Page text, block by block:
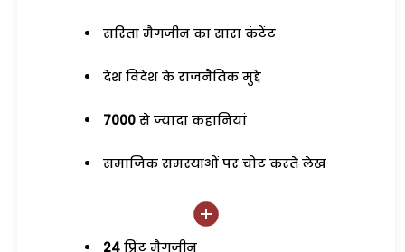
सरिता मैगजीन का सारा कंटेंट
देश विदेश के राजनैतिक मुद्दे
7000 से ज्यादा कहानियां
समाजिक समस्याओं पर चोट करते लेख
24 प्रिंट मैगजीन